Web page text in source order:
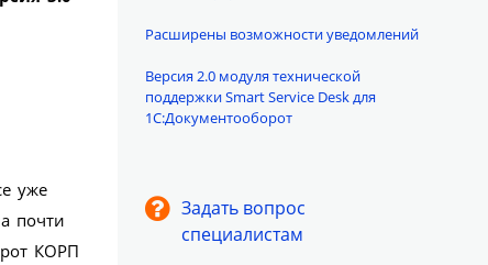
уже
почти
КОРП
Расширены возможности уведомлений
Версия 2.0 модуля технической
поддержки Smart Service Desk для
1С:Документооборот
Задать вопрос
специалистам